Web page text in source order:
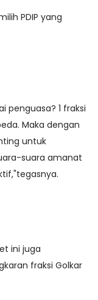
PDIP yang
penguasa? 1 fraksi
Maka dengan
untuk
suara amanat
ini juga
fraksi Golkar